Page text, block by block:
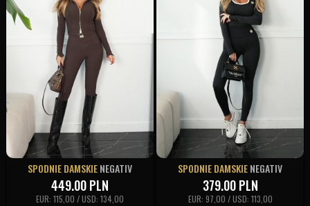
SPODNIE DAMSKIENEGATIV
449.00PLN
EUR: 115,00 / USD: 134,00
SPODNIE DAMSKIENEGATIV
379.00PLN
EUR: 97,00 / USD: 113,00